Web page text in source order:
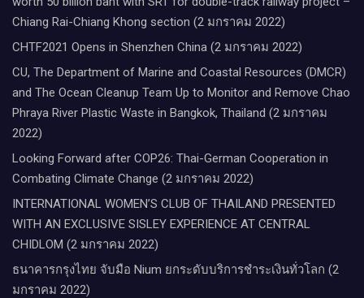
Chiang Rai-Chiang Khong section (2 มกราคม 2022)
CHTF2021 Opens in Shenzhen China (2 มกราคม 2022)
CU, The Department of Marine and Coastal Resources (DMCR)
and The Ocean Cleanup Team Up to Monitor and Remove Chao
Phraya River Plastic Waste in Bangkok, Thailand (2 มกราคม
2022)
Looking Forward after COP26: Thai-German Cooperation in
Combating Climate Change (2 มกราคม 2022)
INTERNATIONAL WOMEN’S CLUB OF THAILAND PRESENTED
WITH AN EXCLUSIVE SISLEY EXPERIENCE AT CENTRAL
CHIDLOM (2 มกราคม 2022)
ธนาคารกรุงไทย จับมือ Nium ยกระดับบริการชำระเงินทั่วโลก (2
มกราคม 2022)